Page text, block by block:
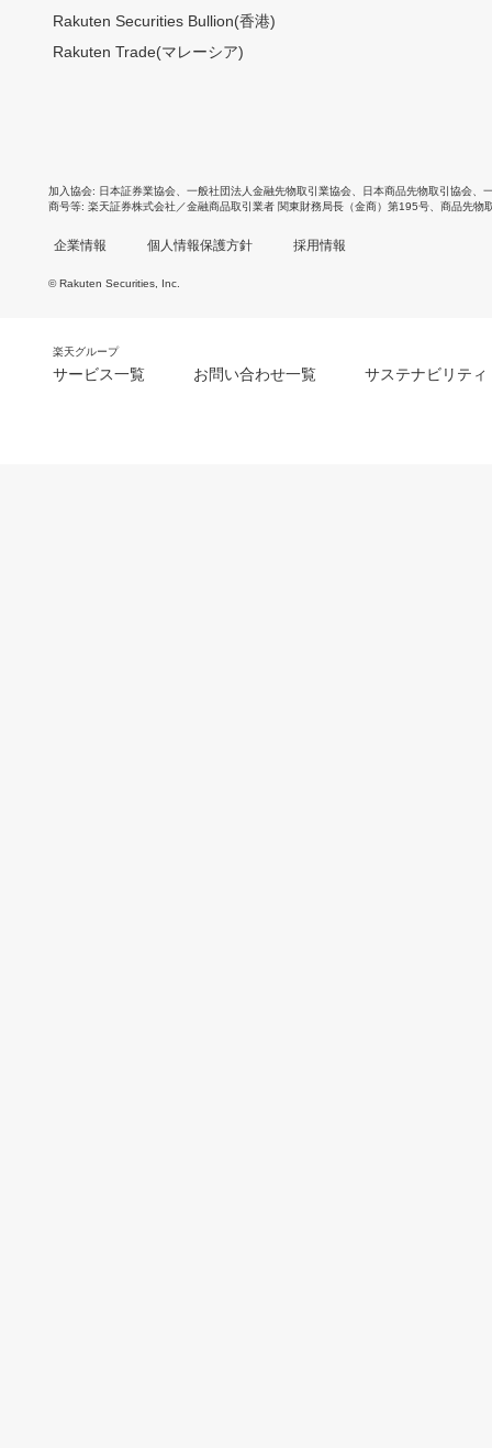
Rakuten Securities Bullion(香港)
Rakuten Trade(マレーシア)
加入協会 日本証券業協会 一般社団法人金融先物取引業協会 日本商品先物取引協会
商号等 楽天証券株式会社／金融商品取引業者 関東財務局長（金商）第195号、商品先物
企業情報 個人情報保護方針 採用情報
© Rakuten Securities, Inc.
楽天グループ
サービス一覧 お問い合わせ一覧 サステナビリティ